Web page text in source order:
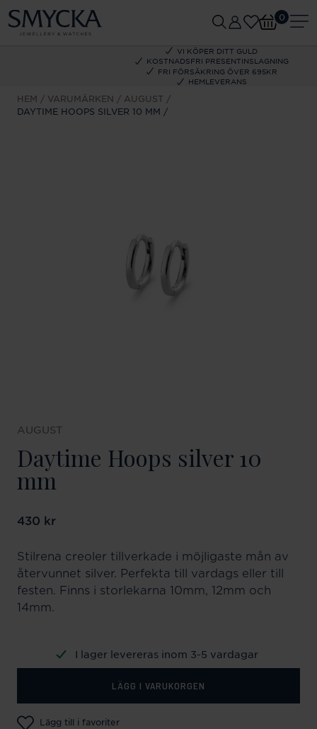
VI KÖPER DITT GULD
KOSTNADSFRI PRESENTINSLAGNING
FRI FÖRSÄKRING ÖVER 695KR
HEMLEVERANS
0
HEM VARUMÄRKEN
AUGUST
DAYTIME HOOPS SILVER 10 MM
AUGUST
Daytime Hoops silver 10
mm
Pris:430 kr
430 kr
Stilrena creoler tillverkade i möjligaste mån av
återvunnet silver. Perfekta till vardags eller till
festen. Finns i storlekarna 10mm, 12mm och
14mm.
I lager levereras inom 3-5 vardagar
LÄGG I VARUKORGEN
Lägg till i favoriter